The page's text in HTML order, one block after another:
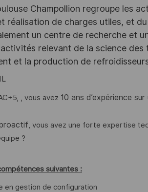
Champollion regroupe les
réalisation de charges utiles, et
un centre de recherche et
relevant de la science
et la production de
, vous avez 10 ans d’expérience
, vous avez une forte expertise
?
suivantes :
en gestion de configuration